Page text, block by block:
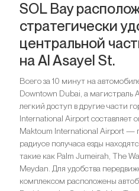
SOL Bay
стратегически
центральной
на Al Asayel St.
Всего за 10 минут на
Downtown Dubai, а магистраль
легкий доступ в другие части
International Airport составляет
Maktoum International Airport —
радиусе получаса езды
такие как Palm Jumeirah, The
Meydan. Для удобства
комплексом расположены